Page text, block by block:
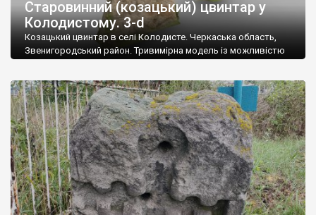
Старовинний (козацький) цвинтар у
Колодистому. 3-d
Козацький цвинтар в селі Колодисте. Черкаська область,
Звенигородський район. Тривимірна модель із можливістю
ЦВИНТАРЯ У КОЛОДИСТОМУ: Хрест на могилі Василя
Кособлика. Помер у 1810 році, народився приблизно у 1715
році.